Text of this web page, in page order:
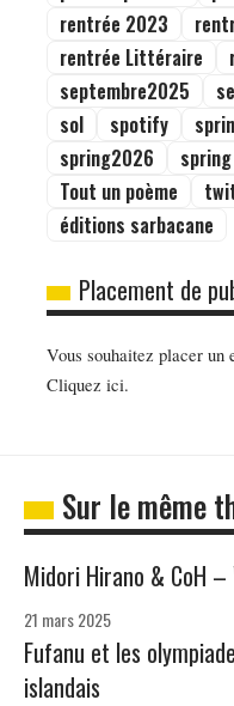
rentrée 2023
rentrée Littéraire
septembre2025
sol
spotify
spring2026
Tout un poème
éditions sarbacane
Placement de
Vous souhaitez placer un
Cliquez ici.
Sur le même
Midori Hirano & CoH –
21 mars 2025
Fufanu et les
islandais